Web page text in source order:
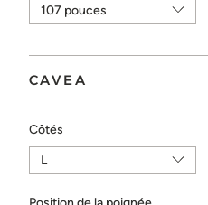
CAVEA
Côtés